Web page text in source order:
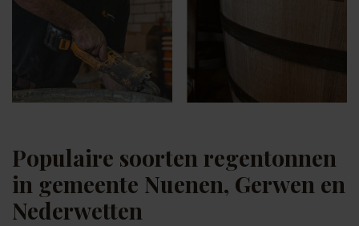
Populaire soorten regentonnen
in gemeente Nuenen, Gerwen en
Nederwetten